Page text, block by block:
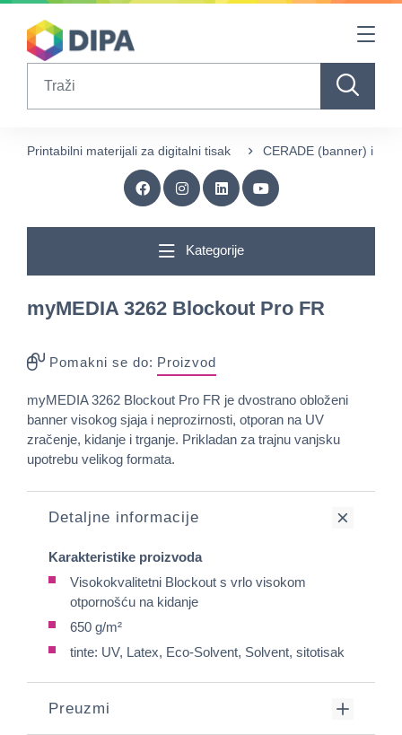
Table Of Content
Printabilni materijali za digitalni tisak CERADE (banner) i
Kategorije
myMEDIA 3262 Blockout Pro FR
Pomakni se do: Proizvod
myMEDIA 3262 Blockout Pro FR je dvostrano obloženi
banner visokog sjaja i neprozirnosti, otporan na UV
zračenje, kidanje i trganje. Prikladan za trajnu vanjsku
upotrebu velikog formata.
Detaljne informacije
Karakteristike proizvoda
Visokokvalitetni Blockout s vrlo visokom
otpornošću na kidanje
650 g/m²
tinte: UV, Latex, Eco-Solvent, Solvent, sitotisak
Preuzmi